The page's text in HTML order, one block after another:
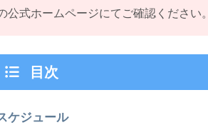
式ホームページにてご確認ください。
目次
ケジュール